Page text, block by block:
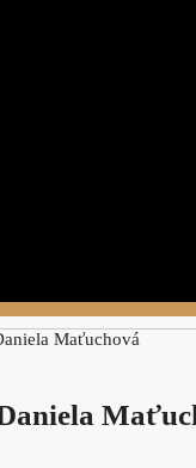
Maťuchová